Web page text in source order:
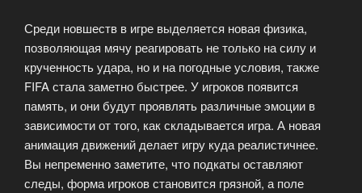
Среди новшеств в игре выделяется новая физика,
позволяющая мячу реагировать не только на силу и
крученность удара, но и на погодные условия, также
FIFA стала заметно быстрее. У игроков появится
память, и они будут проявлять различные эмоции в
зависимости от того, как складывается игра. А новая
анимация движений делает игру куда реалистичнее.
Вы непременно заметите, что подкаты оставляют
следы, форма игроков становится грязной, а поле